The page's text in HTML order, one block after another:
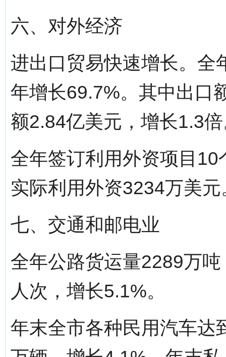
六、对外经济
进出口贸易快速增长。全
年增长69.7%。其中出口
额2.84亿美元，增长1.3
全年签订利用外资项目
实际利用外资3234万美元
七、交通和邮电业
全年公路货运量2289万
人次，增长5.1%。
年末全市各种民用汽车达